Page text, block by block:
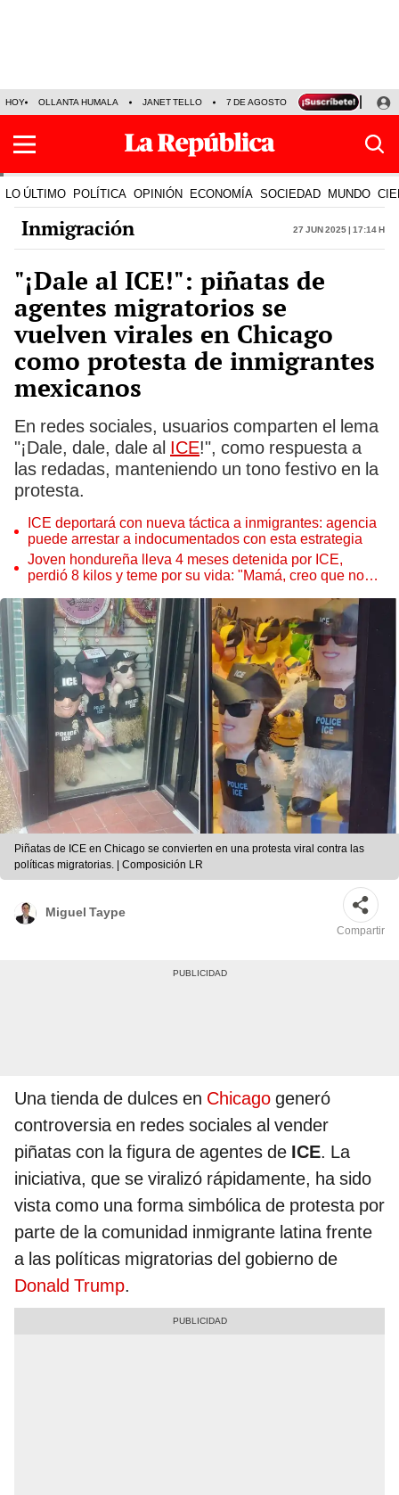
HOY OLLANTA HUMALA JANET TELLO 7 DE AGOSTO TINKA RESULTADOS
LO ÚLTIMO POLÍTICA OPINIÓN ECONOMÍA SOCIEDAD MUNDO
Inmigración 27 Jun 2025 | 17:14 h
"¡Dale al ICE!": piñatas de
agentes migratorios se
vuelven virales en Chicago
como protesta de inmigrantes
mexicanos
En redes sociales, usuarios comparten el lema
"¡Dale, dale, dale al ICE!", como respuesta a
las redadas, manteniendo un tono festivo en la
protesta.
ICE deportará con nueva táctica a inmigrantes: agencia
puede arrestar a indocumentados con esta estrategia
Joven hondureña lleva 4 meses detenida por ICE,
perdió 8 kilos y teme por su vida: "Mamá, creo que no
Piñatas de ICE en Chicago se convierten en una protesta viral contra las
políticas migratorias. | Composición LR
Miguel Taype
Compartir
Una tienda de dulces en Chicago generó
controversia en redes sociales al vender
piñatas con la figura de agentes de ICE. La
iniciativa, que se viralizó rápidamente, ha sido
vista como una forma simbólica de protesta por
parte de la comunidad inmigrante latina frente
a las políticas migratorias del gobierno de
Donald Trump.